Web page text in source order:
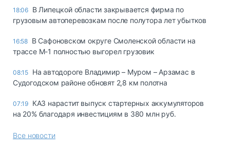
18:06 В Липецкой области закрывается фирма по
грузовым автоперевозкам после полутора лет убытков
16:58 В Сафоновском округе Смоленской области на
трассе М-1 полностью выгорел грузовик
08:15 На автодороге Владимир – Муром – Арзамас в
Судогодском районе обновят 2,8 км полотна
07:19 КАЗ нарастит выпуск стартерных аккумуляторов
на 20% благодаря инвестициям в 380 млн руб.
Все новости